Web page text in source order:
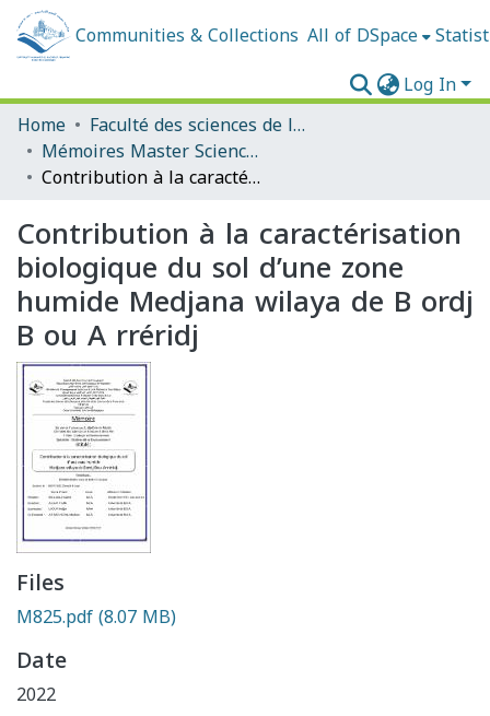
Communities & Collections All of DSpace
Log In
Home
Faculté des sciences de la nature et de la vie et sciences de la terre et de l'univers
Mémoires Master Sciences Biologiques
Contribution à la caractérisation biologique du sol d’une zone humide Medjana wilaya de B ordj B ou A rréridj
Contribution à la caractérisation
biologique du sol d’une zone
humide Medjana wilaya de B ordj
B ou A rréridj
Files
M825.pdf(8.07 MB)
Date
2022